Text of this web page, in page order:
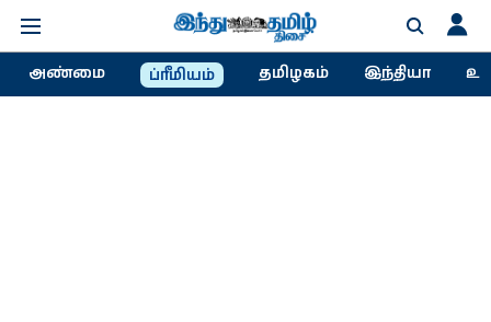
அண்மை ப்ரீமியம் தமிழகம் இந்தியா